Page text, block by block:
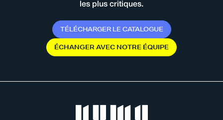
les plus critiques.
TÉLÉCHARGER LE CATALOGUE
ÉCHANGERAVEC NOTRE ÉQUIPE